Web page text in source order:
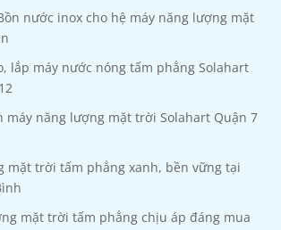
nước inox cho hệ máy năng lượng mặt
lắp máy nước nóng tấm phẳng Solahart
máy năng lượng mặt trời Solahart Quận 7
mặt trời tấm phẳng xanh, bền vững tại
mặt trời tấm phẳng chịu áp đáng mua